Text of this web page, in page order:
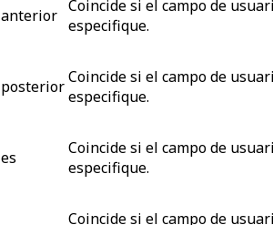
anterior Coincide si el campo de
especifique.
posteriorCoincide si el campo de
especifique.
es Coincide si el campo de
especifique.
Coincide si el campo de